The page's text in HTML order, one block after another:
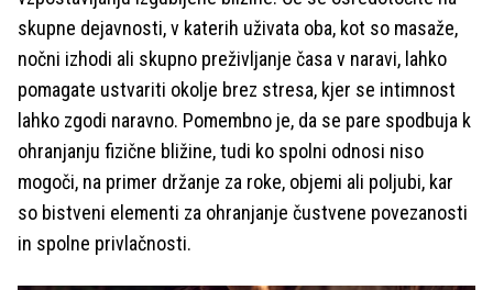
skupne dejavnosti, v katerih uživata oba, kot so masaže,
nočni izhodi ali skupno preživljanje časa v naravi, lahko
pomagate ustvariti okolje brez stresa, kjer se intimnost
lahko zgodi naravno. Pomembno je, da se pare spodbuja k
ohranjanju fizične bližine, tudi ko spolni odnosi niso
mogoči, na primer držanje za roke, objemi ali poljubi, kar
so bistveni elementi za ohranjanje čustvene povezanosti
in spolne privlačnosti.